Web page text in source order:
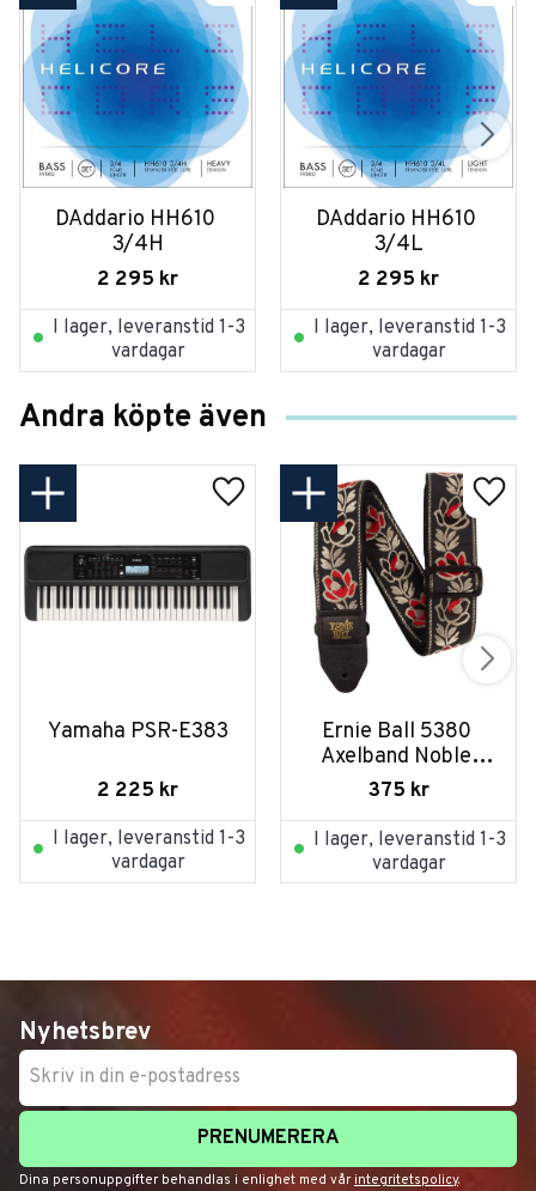
DAddario HH610
3/4H
2 295 kr
I lager, leveranstid 1-3
vardagar
DAddario HH610
3/4L
2 295 kr
I lager, leveranstid 1-3
vardagar
Andra köpte även
Yamaha PSR-E383
2 225 kr
I lager, leveranstid 1-3
vardagar
Ernie Ball 5380
Axelband Noble
Rose
375 kr
I lager, leveranstid 1-3
vardagar
Nyhetsbrev
PRENUMERERA
Dina personuppgifter behandlas i enlighet med vår integritetspolicy.